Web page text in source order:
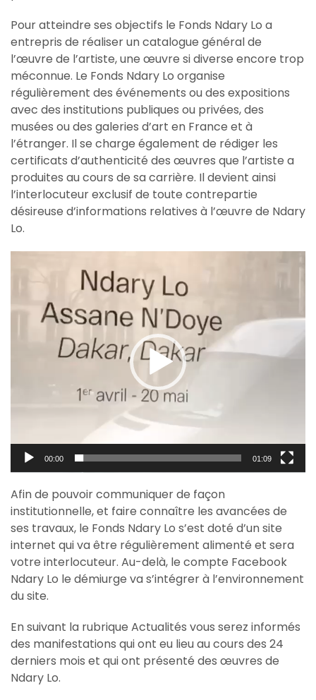
Pour atteindre ses objectifs le Fonds Ndary Lo a
entrepris de réaliser un catalogue général de
l’œuvre de l’artiste, une œuvre si diverse encore trop
méconnue. Le Fonds Ndary Lo organise
régulièrement des événements ou des expositions
avec des institutions publiques ou privées, des
musées ou des galeries d’art en France et à
l’étranger. Il se charge également de rédiger les
certificats d’authenticité des œuvres que l’artiste a
produites au cours de sa carrière. Il devient ainsi
l’interlocuteur exclusif de toute contrepartie
désireuse d’informations relatives à l’œuvre de Ndary
Lo.
00:00 01:09
Afin de pouvoir communiquer de façon
institutionnelle, et faire connaître les avancées de
ses travaux, le Fonds Ndary Lo s’est doté d’un site
internet qui va être régulièrement alimenté et sera
votre interlocuteur. Au-delà, le compte Facebook
Ndary Lo le démiurge va s’intégrer à l’environnement
du site.
En suivant la rubrique Actualités vous serez informés
des manifestations qui ont eu lieu au cours des 24
derniers mois et qui ont présenté des œuvres de
Ndary Lo.